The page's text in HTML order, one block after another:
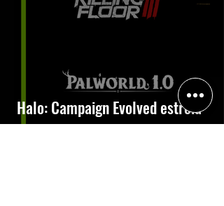
Halo: Campaign Evolved estreia
com DLSS 4.5; NVIDIA lança novo